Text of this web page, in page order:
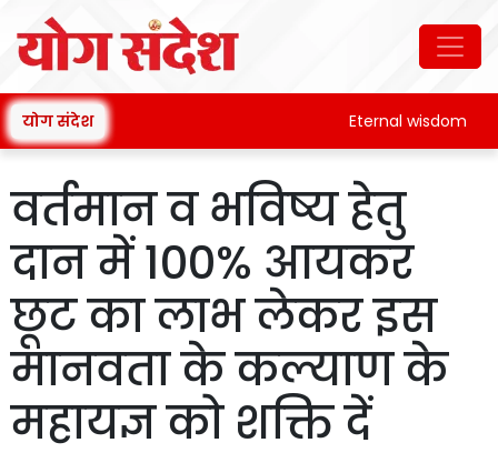
योग संदेश Eternal wisdom
वर्तमान व भविष्य हेतु
दान में 100% आयकर
छूट का लाभ लेकर इस
मानवता के कल्याण के
महायज्ञ को शक्ति दें